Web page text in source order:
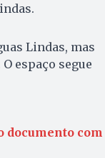
Lindas, mas
espaço segue
documento com